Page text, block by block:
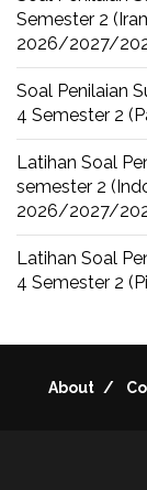
Semester 2
2026/2027/
Soal Penilaian
4 Semester 2
Latihan Soal
semester 2
2026/2027/
Latihan Soal
4 Semester 2
About